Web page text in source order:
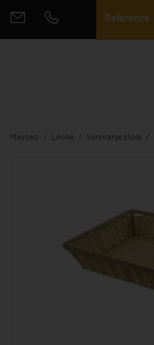
Reference
Mayoko Leone Serviranje stola